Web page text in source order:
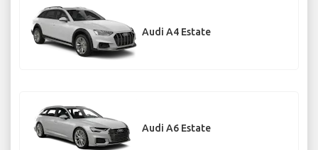
Audi A4 Estate
Audi A6 Estate